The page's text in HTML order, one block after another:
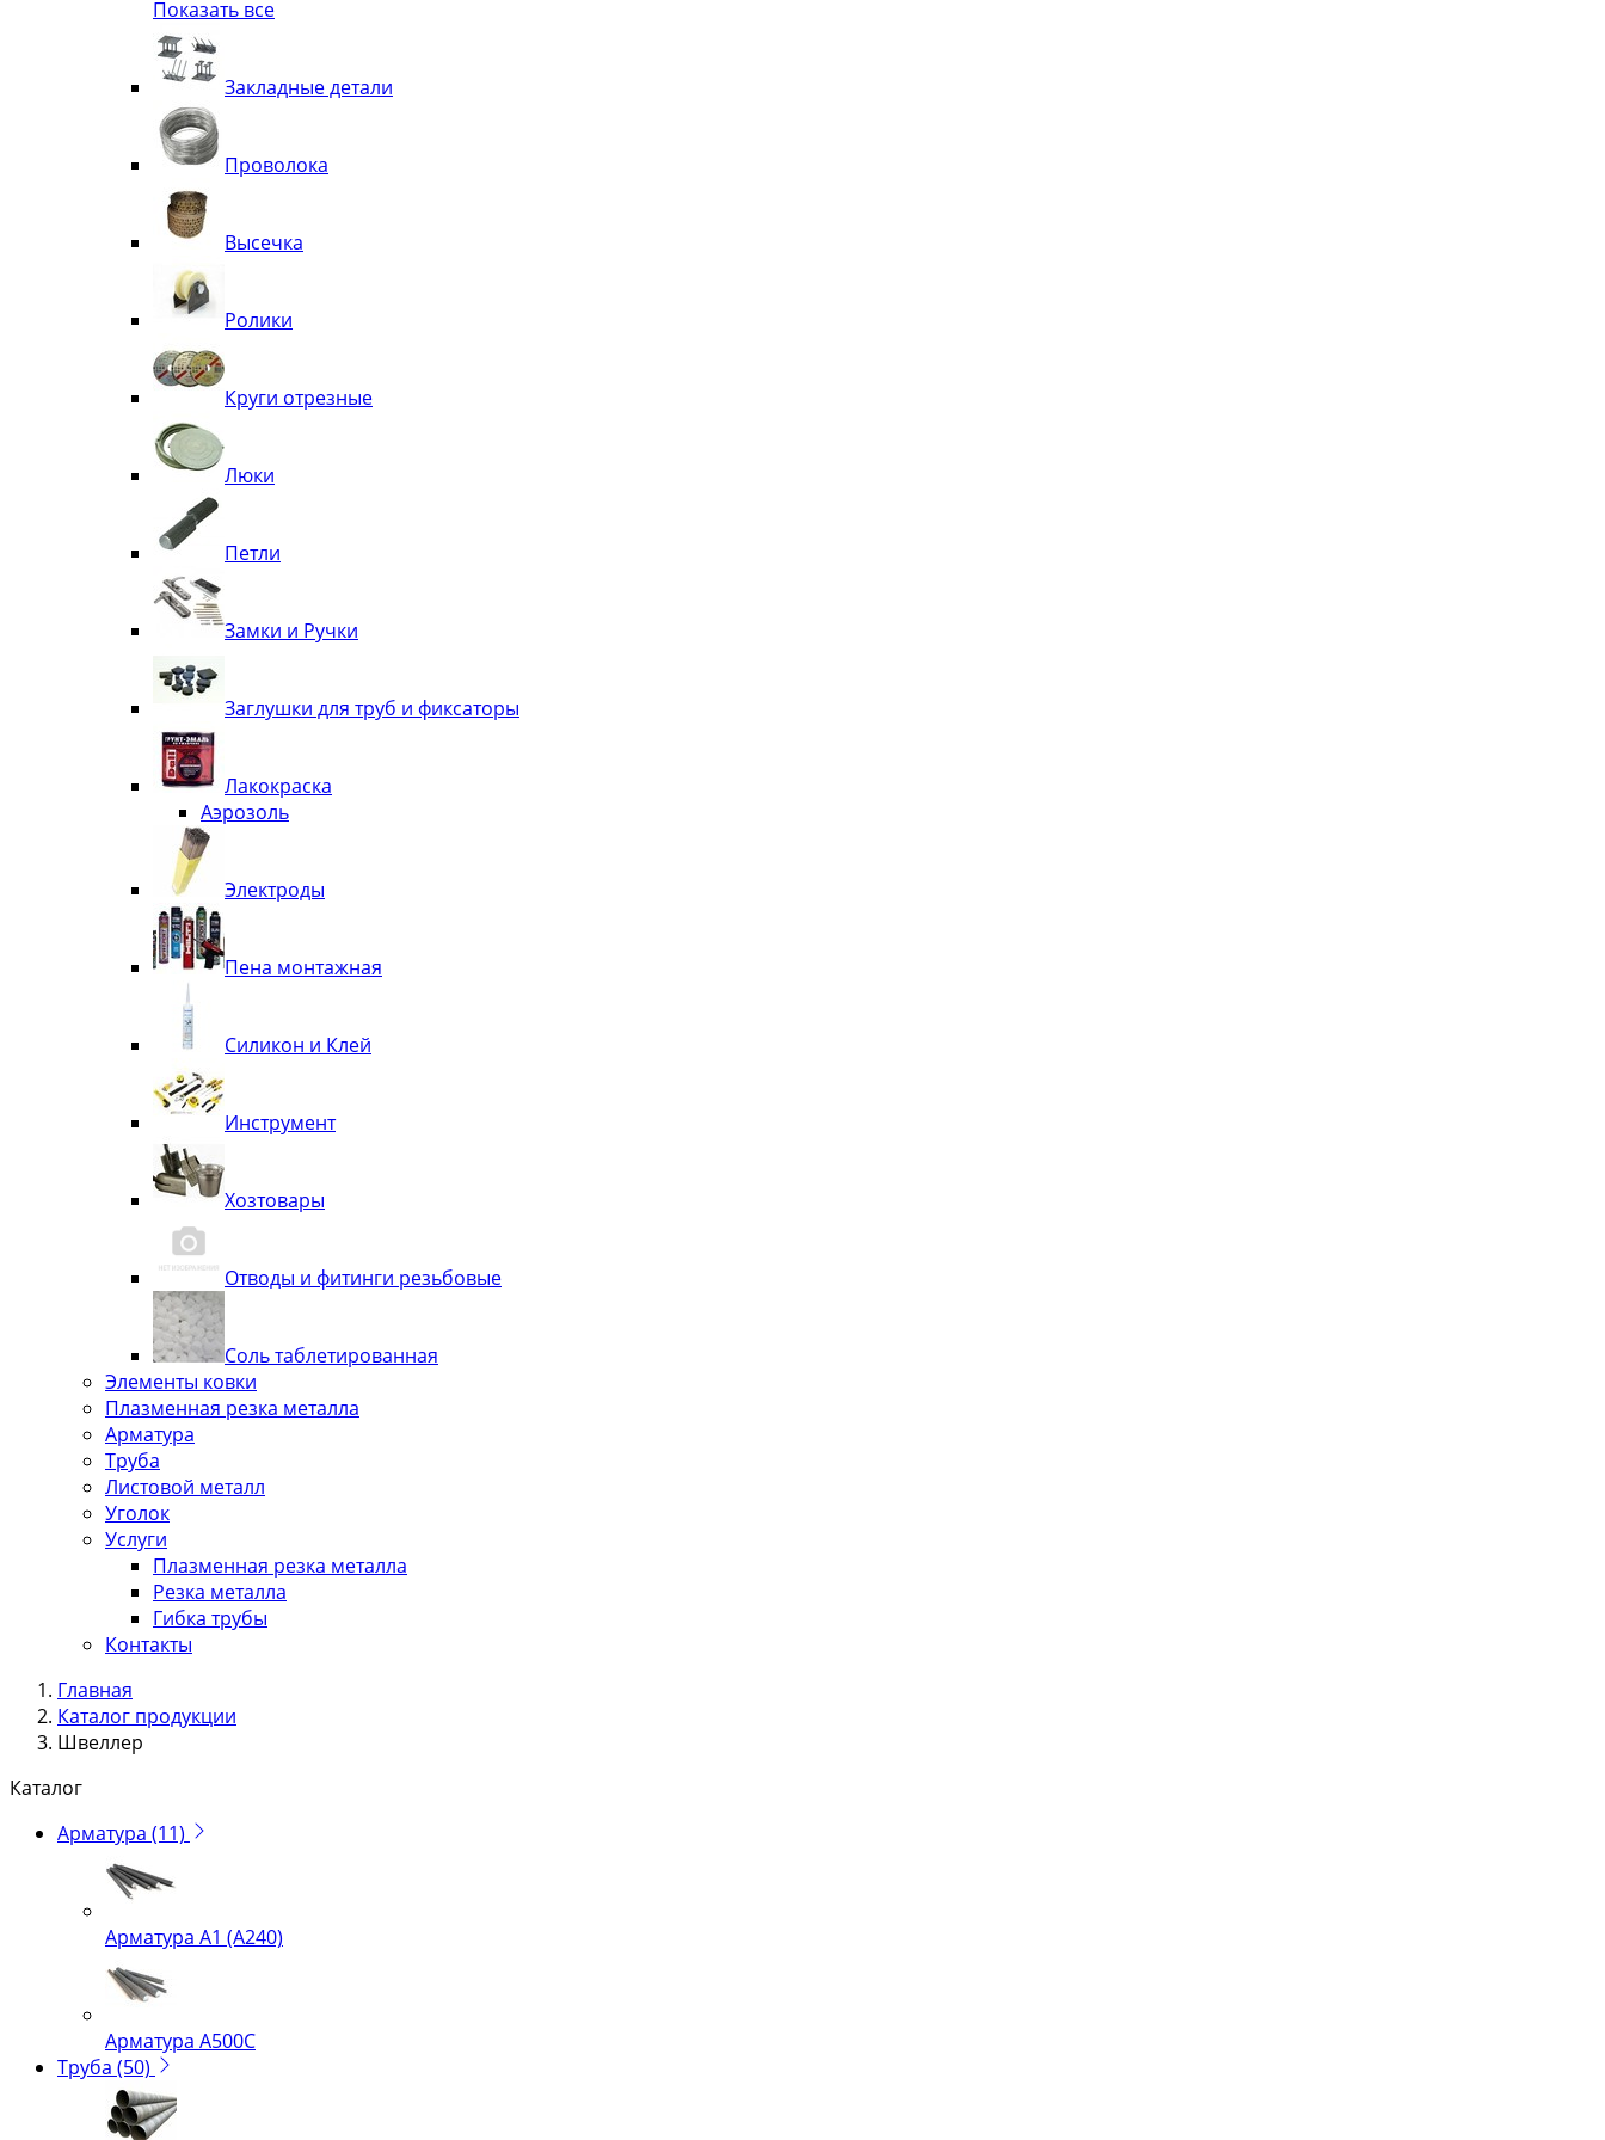
Квадрат
Труба декоративная
Элементы орнамента из квадрата, трубы
Узоры
Лавки
Показать все
Закладные детали
Проволока
Высечка
Ролики
Круги отрезные
Люки
Петли
Замки и Ручки
Заглушки для труб и фиксаторы
Лакокраска
Аэрозоль
Электроды
Пена монтажная
Силикон и Клей
Инструмент
Хозтовары
Отводы и фитинги резьбовые
Соль таблетированная
Элементы ковки
Плазменная резка металла
Арматура
Труба
Листовой металл
Уголок
Услуги
Плазменная резка металла
Резка металла
Гибка трубы
Контакты
Главная
Каталог продукции
Швеллер
Каталог
Арматура (11)
Арматура А1 (А240)
Арматура А500С
Труба (50)